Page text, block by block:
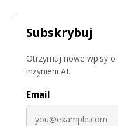
Subskrybuj
Otrzymuj nowe wpisy
inżynierii AI.
Email